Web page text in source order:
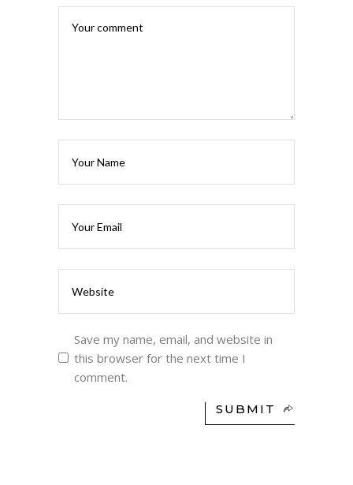
Save my name, email, and website in
this browser for the next time I
comment.
SUBMIT